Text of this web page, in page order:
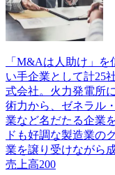
「M&Aは人助け」を
い手企業として計25
式会社。火力発電所
術力から、ゼネラル
業など名だたる企業
ドも好調な製造業の
業を譲り受けながら
売上高200